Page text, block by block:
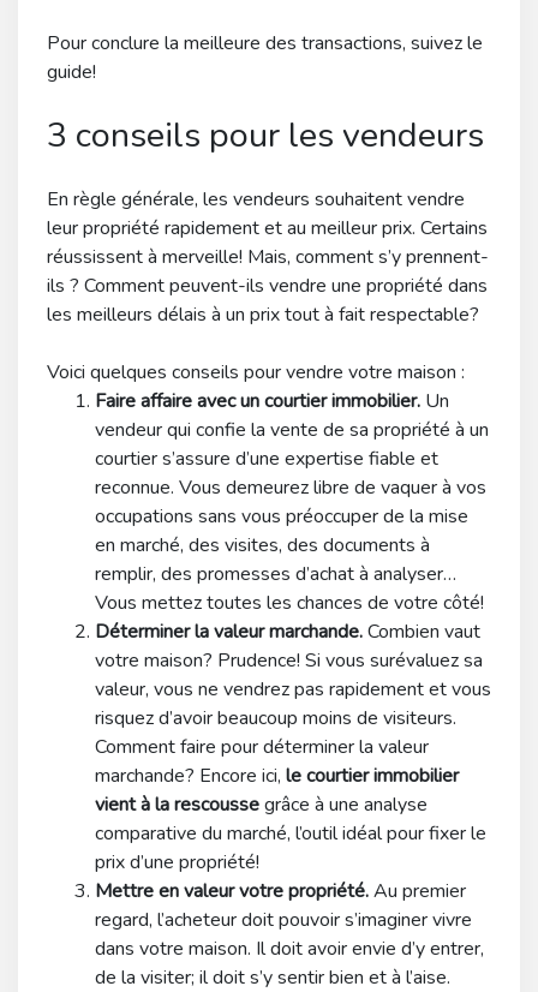
Pour conclure la meilleure des transactions, suivez le
guide!
3 conseils pour les vendeurs
En règle générale, les vendeurs souhaitent vendre
leur propriété rapidement et au meilleur prix. Certains
réussissent à merveille! Mais, comment s’y prennent-
ils ? Comment peuvent-ils vendre une propriété dans
les meilleurs délais à un prix tout à fait respectable?
Voici quelques conseils pour vendre votre maison :
Faire affaire avec un courtier immobilier. Un
vendeur qui confie la vente de sa propriété à un
courtier s’assure d’une expertise fiable et
reconnue. Vous demeurez libre de vaquer à vos
occupations sans vous préoccuper de la mise
en marché, des visites, des documents à
remplir, des promesses d’achat à analyser…
Vous mettez toutes les chances de votre côté!
Déterminer la valeur marchande.Combien vaut
votre maison? Prudence! Si vous surévaluez sa
valeur, vous ne vendrez pas rapidement et vous
risquez d’avoir beaucoup moins de visiteurs.
Comment faire pour déterminer la valeur
marchande? Encore ici, le courtier immobilier
vient à la rescoussegrâce à une analyse
comparative du marché, l’outil idéal pour fixer le
prix d’une propriété!
Mettre en valeur votre propriété.Au premier
regard, l’acheteur doit pouvoir s’imaginer vivre
dans votre maison. Il doit avoir envie d’y entrer,
de la visiter; il doit s’y sentir bien et à l’aise.